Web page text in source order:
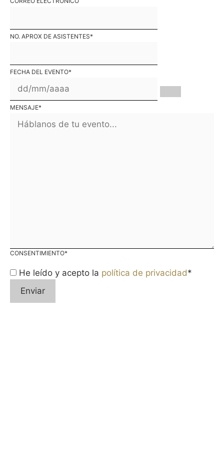
NO. APROX DE ASISTENTES*
FECHA DEL EVENTO*
MENSAJE*
CONSENTIMIENTO*
He leído y acepto la política de privacidad*
Enviar